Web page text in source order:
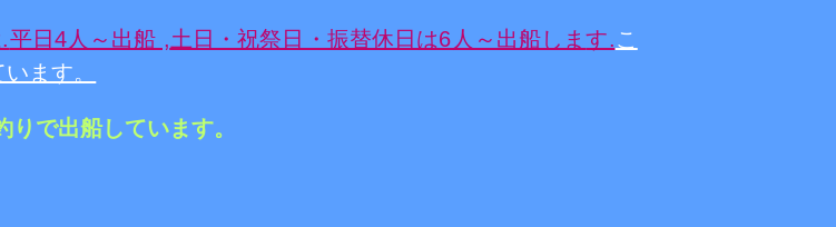
平日4人～出船 ,土日・祝祭日・振替休日は6人～出船します.こ
ます。
で出船しています。